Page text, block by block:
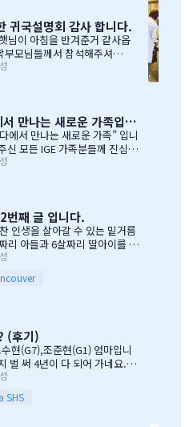
셧던 학부모님들은 아주 아주
습니다. Q & A 에서 I
같이, 행사 준비에 음식준비
하신 생필품(?)이 무엇인지? 고
귀국설명회 감사 합니다.
님이 아침을 반겨준거 같사옵
모님들께서 참석해주셔서
감사드립니다. 멀리서 남아
다시 느끼게된 하루엿습니
지만, 참석해주시는 학부모
때 당황스러웠지만요~~ 바
경호부동산,웨스트캐나다종
터스]VERY 감사드리며, 언제
바라며, 내일이면 아마도 무
이 …
[2016년 BBQ후기] 캐나다에서 만나는 새로운 가족입니다
교육청 교육감님들께서도 참석
을 시작하엿고, 12시부터 BBQ
음 자녀학생들을 위하여 보물
님들께 답을 마추신 분들께 선
파티
구나 생각이 듭니다. 맨처음…
번째 글 입니다.
인생을 살아갈 수 있는 밑거름
결심을 했을 때, 매일밤 떠오
떨어져 지내는 시간을 나이 드
세 번 이사했다는 뜻)는 못할
이지 말라"는 말로 오히려 제
육비에 생활비가 조금 더 들어
배우고 아이들이 살아…
(후기)
현(G7),조준현(G1) 엄마입니
벌 써 4년이 다 되어 가네요.이
좋아서 입니다.철새도래지 바
이 다니는 학교도 너무 좋습니
만족도가 높았던 높게 생각 하
SHS